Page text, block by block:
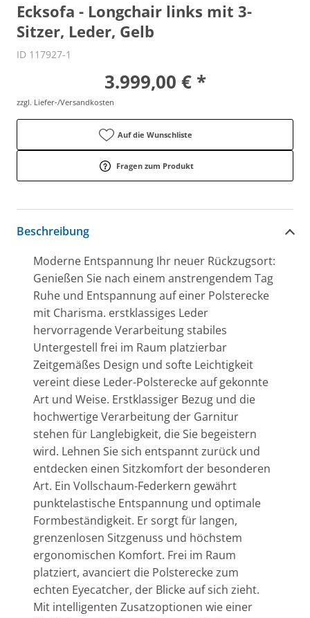
Ecksofa - Longchair links mit 3-
Sitzer, Leder, Gelb
ID 117927-1
3.999,00 € *
zzgl. Liefer-/Versandkosten
Auf die Wunschliste
Fragen zum Produkt
Beschreibung
Moderne Entspannung Ihr neuer Rückzugsort:
Genießen Sie nach einem anstrengendem Tag
Ruhe und Entspannung auf einer Polsterecke
mit Charisma. erstklassiges Leder
hervorragende Verarbeitung stabiles
Untergestell frei im Raum platzierbar
Zeitgemäßes Design und softe Leichtigkeit
vereint diese Leder-Polsterecke auf gekonnte
Art und Weise. Erstklassiger Bezug und die
hochwertige Verarbeitung der Garnitur
stehen für Langlebigkeit, die Sie begeistern
wird. Lehnen Sie sich entspannt zurück und
entdecken einen Sitzkomfort der besonderen
Art. Ein Vollschaum-Federkern gewährt
punktelastische Entspannung und optimale
Formbeständigkeit. Er sorgt für langen,
grenzenlosen Sitzgenuss und höchstem
ergonomischen Komfort. Frei im Raum
platziert, avanciert die Polsterecke zum
echten Eyecatcher, der Blicke auf sich zieht.
Mit intelligenten Zusatzoptionen wie einer